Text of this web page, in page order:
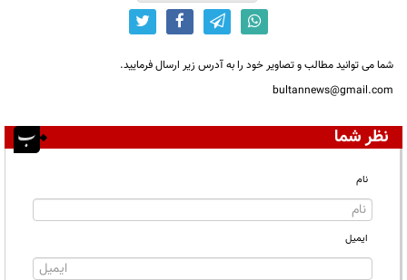
شما می توانید مطالب و تصاویر خود را به آدرس زیر ارسال فرمایید.
bultannews@gmail.com
نظر شما
نام
ایمیل